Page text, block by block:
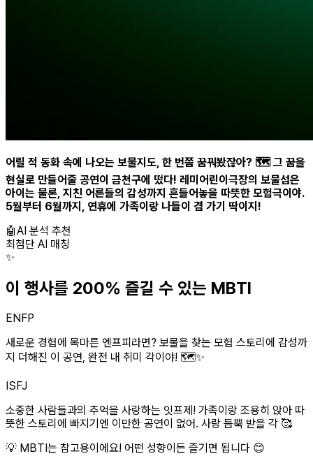
어릴 적 동화 속에 나오는 보물지도, 한 번쯤 꿈꿔봤잖아? 🗺️ 그 꿈을
현실로 만들어줄 공연이 금천구에 떴다! 레미어린이극장의 보물섬은
아이는 물론, 지친 어른들의 감성까지 흔들어놓을 따뜻한 모험극이야.
5월부터 6월까지, 연휴에 가족이랑 나들이 겸 가기 딱이지!
🤖AI 분석 추천
최첨단 AI 매칭
✨
이 행사를 200% 즐길 수 있는 MBTI
ENFP
새로운 경험에 목마른 엔프피라면? 보물을 찾는 모험 스토리에 감성까
지 더해진 이 공연, 완전 내 취미 각이야! 🗺️✨
ISFJ
소중한 사람들과의 추억을 사랑하는 잇프제! 가족이랑 조용히 앉아 따
뜻한 스토리에 빠지기엔 이만한 공연이 없어. 사랑 듬뿍 받을 각 🥰
💡 MBTI는 참고용이에요! 어떤 성향이든 즐기면 됩니다 😊